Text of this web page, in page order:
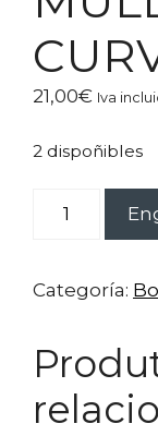
21,00€ Iva
2 dispoñibles
CON
cantidade
Categoría: